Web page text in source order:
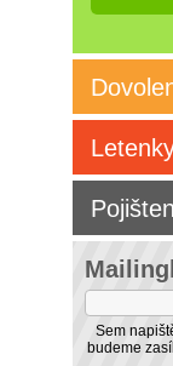
Sem
budeme